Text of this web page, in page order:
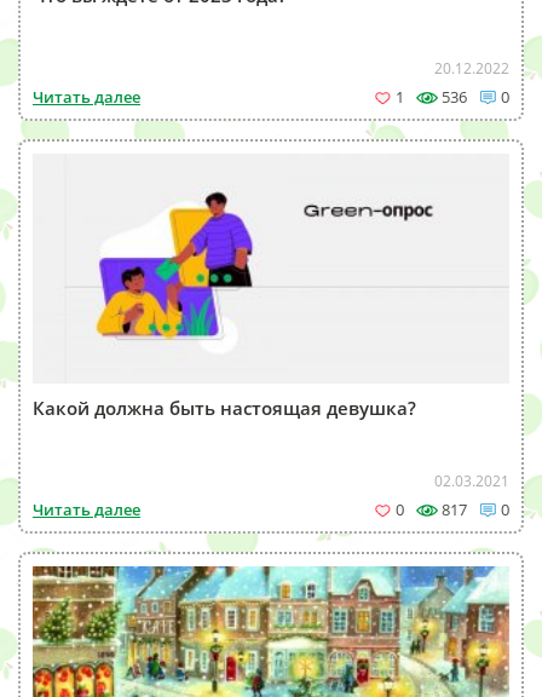
20.12.2022
Читать далее 1 536 0
Какой должна быть настоящая девушка?
02.03.2021
Читать далее 0 817 0